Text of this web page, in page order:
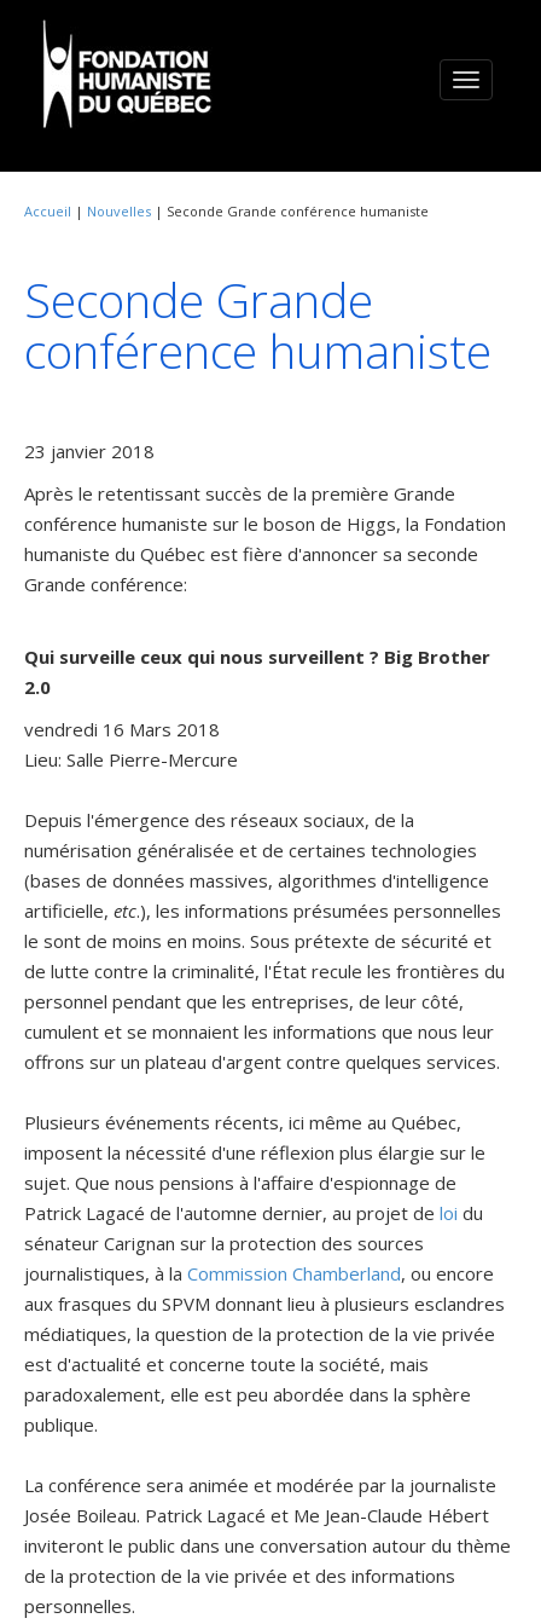
Toggle
Accueil | Nouvelles | Seconde Grande conférence humaniste
Seconde Grande
conférence humaniste
23 janvier 2018
Après le retentissant succès de la première Grande
conférence humaniste sur le boson de Higgs, la Fondation
humaniste du Québec est fière d'annoncer sa seconde
Grande conférence:
Qui surveille ceux qui nous surveillent ? Big Brother
2.0
vendredi 16 Mars 2018
Lieu: Salle Pierre-Mercure
Depuis l'émergence des réseaux sociaux, de la
numérisation généralisée et de certaines technologies
(bases de données massives, algorithmes d'intelligence
artificielle, etc.), les informations présumées personnelles
le sont de moins en moins. Sous prétexte de sécurité et
de lutte contre la criminalité, l'État recule les frontières du
personnel pendant que les entreprises, de leur côté,
cumulent et se monnaient les informations que nous leur
offrons sur un plateau d'argent contre quelques services.
Plusieurs événements récents, ici même au Québec,
imposent la nécessité d'une réflexion plus élargie sur le
sujet. Que nous pensions à l'affaire d'espionnage de
Patrick Lagacé de l'automne dernier, au projet de loi du
sénateur Carignan sur la protection des sources
journalistiques, à la Commission Chamberland, ou encore
aux frasques du SPVM donnant lieu à plusieurs esclandres
médiatiques, la question de la protection de la vie privée
est d'actualité et concerne toute la société, mais
paradoxalement, elle est peu abordée dans la sphère
publique.
La conférence sera animée et modérée par la journaliste
Josée Boileau. Patrick Lagacé et Me Jean-Claude Hébert
inviteront le public dans une conversation autour du thème
de la protection de la vie privée et des informations
personnelles.